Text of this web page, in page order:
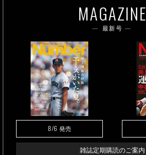
MAGAZINE
最新号
8/6 発売
雑誌定期購読のご案内